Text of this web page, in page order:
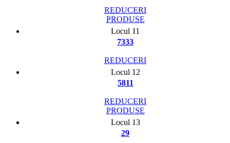
REDUCERI
PRODUSE
Locul 11
7333
REDUCERI
Locul 12
5811
REDUCERI
PRODUSE
Locul 13
29